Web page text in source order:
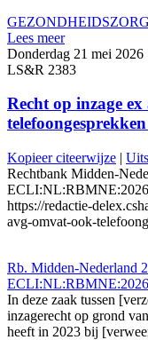
GEZONDHEIDSZORG
Lees meer
Donderdag 21 mei 2026
LS&R 2383
Recht op inzage
Kopieer citeerwijze |
Rechtbank Midden-
https://redactie-
avg-omvat-ook-
Rb. Midden-Nederland
In deze zaak tussen
inzagerecht op grond
heeft in 2023 bij